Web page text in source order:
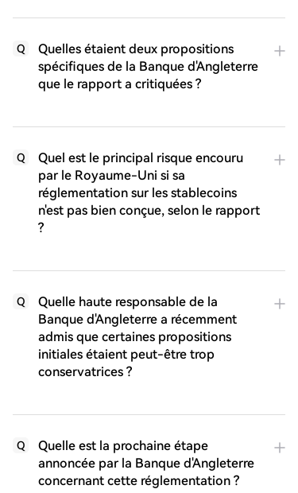
Q
Quelles étaient deux propositions
spécifiques de la Banque d'Angleterre
que le rapport a critiquées ?
Q
Quel est le principal risque encouru
par le Royaume-Uni si sa
réglementation sur les stablecoins
n'est pas bien conçue, selon le rapport
?
Q
Quelle haute responsable de la
Banque d'Angleterre a récemment
admis que certaines propositions
initiales étaient peut-être trop
conservatrices ?
Q
Quelle est la prochaine étape
annoncée par la Banque d'Angleterre
concernant cette réglementation ?